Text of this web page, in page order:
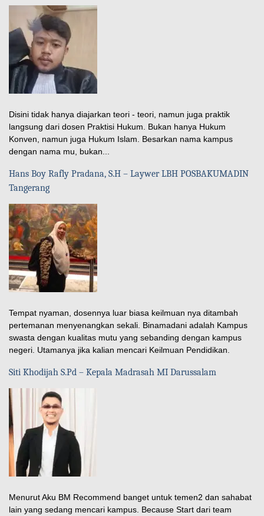
Disini tidak hanya diajarkan teori - teori, namun juga praktik
langsung dari dosen Praktisi Hukum. Bukan hanya Hukum
Konven, namun juga Hukum Islam. Besarkan nama kampus
dengan nama mu, bukan...
Hans Boy Rafly Pradana, S.H – Laywer LBH POSBAKUMADIN
Tangerang
Tempat nyaman, dosennya luar biasa keilmuan nya ditambah
pertemanan menyenangkan sekali. Binamadani adalah Kampus
swasta dengan kualitas mutu yang sebanding dengan kampus
negeri. Utamanya jika kalian mencari Keilmuan Pendidikan.
Siti Khodijah S.Pd – Kepala Madrasah MI Darussalam
Menurut Aku BM Recommend banget untuk temen2 dan sahabat
lain yang sedang mencari kampus. Because Start dari team